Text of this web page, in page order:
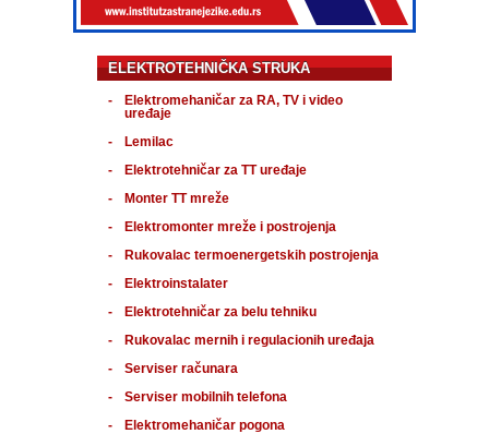
ELEKTROTEHNIČKA STRUKA
Elektromehaničar za RA, TV i video
uređaje
Lemilac
Elektrotehničar za TT uređaje
Monter TT mreže
Elektromonter mreže i postrojenja
Rukovalac termoenergetskih postrojenja
Elektroinstalater
Elektrotehničar za belu tehniku
Rukovalac mernih i regulacionih uređaja
Serviser računara
Serviser mobilnih telefona
Elektromehaničar pogona